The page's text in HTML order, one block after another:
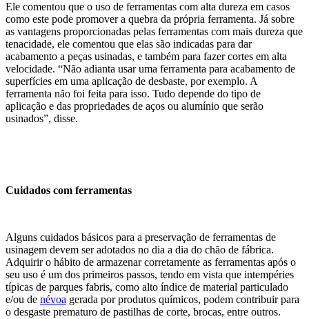
Ele comentou que o uso de ferramentas com alta dureza em casos
como este pode promover a quebra da própria ferramenta. Já sobre
as vantagens proporcionadas pelas ferramentas com mais dureza que
tenacidade, ele comentou que elas são indicadas para dar
acabamento a peças usinadas, e também para fazer cortes em alta
velocidade. “Não adianta usar uma ferramenta para acabamento de
superfícies em uma aplicação de desbaste, por exemplo. A
ferramenta não foi feita para isso. Tudo depende do tipo de
aplicação e das propriedades de aços ou alumínio que serão
usinados”, disse.
Cuidados com ferramentas
Alguns cuidados básicos para a preservação de ferramentas de
usinagem devem ser adotados no dia a dia do chão de fábrica.
Adquirir o hábito de armazenar corretamente as ferramentas após o
seu uso é um dos primeiros passos, tendo em vista que intempéries
típicas de parques fabris, como alto índice de material particulado
e/ou de névoa gerada por produtos químicos, podem contribuir para
o desgaste prematuro de pastilhas de corte, brocas, entre outros.